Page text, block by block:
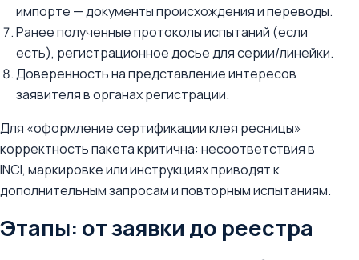
импорте — документы происхождения и переводы.
Ранее полученные протоколы испытаний (если
есть), регистрационное досье для серии/линейки.
Доверенность на представление интересов
заявителя в органах регистрации.
Для «оформление сертификации клея ресницы»
корректность пакета критична: несоответствия в
INCI, маркировке или инструкциях приводят к
дополнительным запросам и повторным испытаниям.
Этапы: от заявки до реестра